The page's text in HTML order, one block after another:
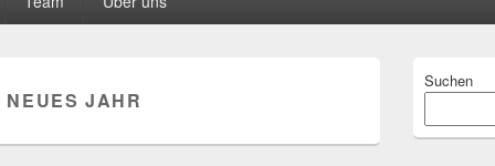
NEUES JAHR
Seitenleisten-
Suchen